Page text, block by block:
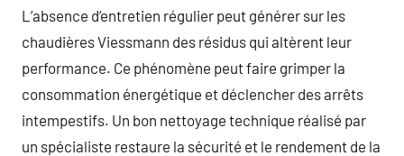
L’absence d’entretien régulier peut générer sur les
chaudières Viessmann des résidus qui altèrent leur
performance. Ce phénomène peut faire grimper la
consommation énergétique et déclencher des arrêts
intempestifs. Un bon nettoyage technique réalisé par
un spécialiste restaure la sécurité et le rendement de la